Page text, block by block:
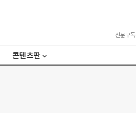
신문구독
콘텐츠판